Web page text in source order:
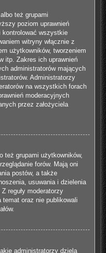
też grupami
poziom uprawnień
kontrolować wszystkie
witryny włącznie z
użytkowników, tworzeniem
itp. Zakres ich uprawnień
administratorów mających
Administratorzy
na wszystkich forach
moderacyjnych
przez założyciela
też grupami użytkowników,
forów. Mają oni
postów, a także
usuwania i dzielenia
reguły moderatorzy
oraz nie publikowali
administratorzy dzielą